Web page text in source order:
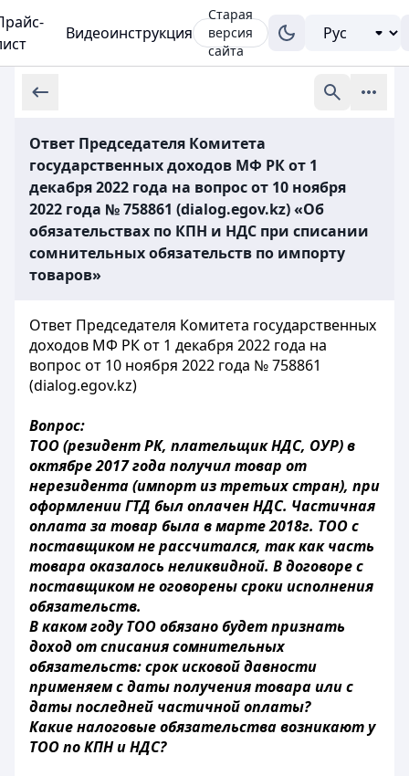
Видеоинструкция
Старая
версия
сайта
Ответ Председателя Комитета
государственных доходов МФ РК от 1
декабря 2022 года на вопрос от 10 ноября
2022 года № 758861 (dialog.egov.kz) «Об
обязательствах по КПН и НДС при списании
сомнительных обязательств по импорту
товаров»
Ответ Председателя Комитета государственных
доходов МФ РК от 1 декабря 2022 года на
вопрос от 10 ноября 2022 года № 758861
(dialog.egov.kz)
Вопрос:
ТОО (резидент РК, плательщик НДС, ОУР) в
октябре 2017 года получил товар от
нерезидента (импорт из третьих стран), при
оформлении ГТД был оплачен НДС. Частичная
оплата за товар была в марте 2018г. ТОО с
поставщиком не рассчитался, так как часть
товара оказалось неликвидной. В договоре с
поставщиком не оговорены сроки исполнения
обязательств.
В каком году ТОО обязано будет признать
доход от списания сомнительных
обязательств: срок исковой давности
применяем с даты получения товара или с
даты последней частичной оплаты?
Какие налоговые обязательства возникают у
ТОО по КПН и НДС?